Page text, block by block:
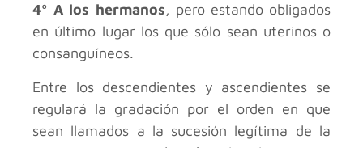
4º A los hermanos, pero estando obligados
en último lugar los que sólo sean uterinos o
consanguíneos.
Entre los descendientes y ascendientes se
regulará la gradación por el orden en que
sean llamados a la sucesión legítima de la